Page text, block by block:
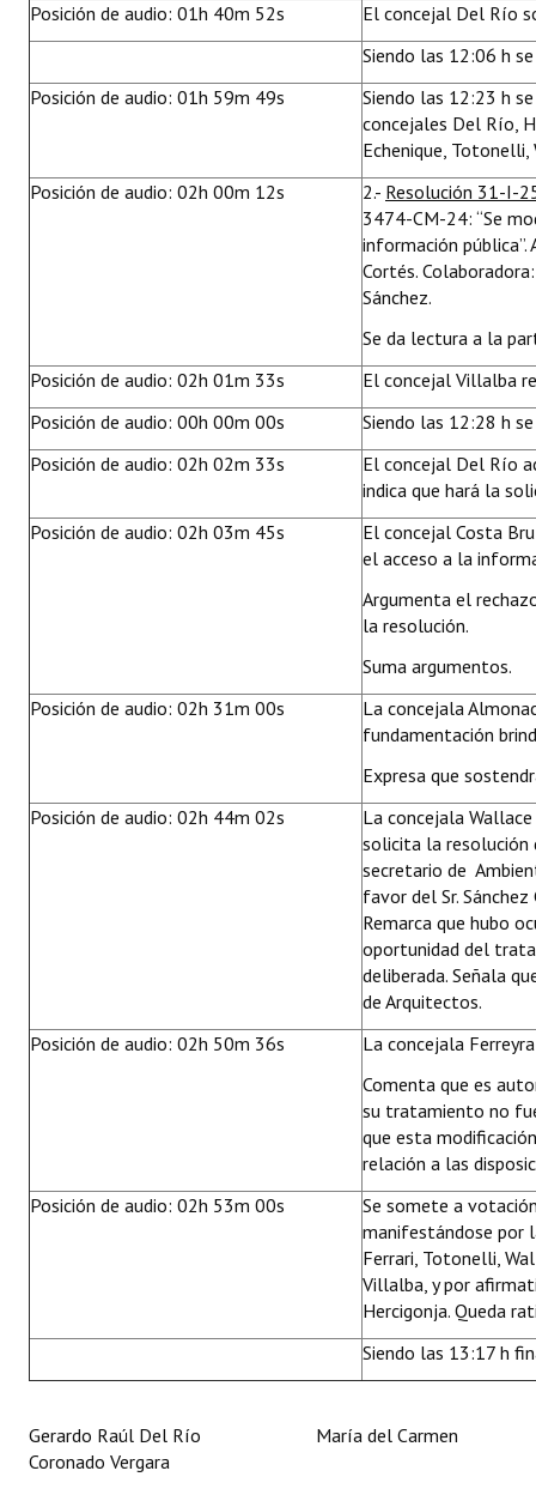
Posición de audio: 01h 40m 52s
El concejal Del Río
Siendo las 12:06 h
Posición de audio: 01h 59m 49s
Siendo las 12:23 h
concejales Del Río,
Echenique,
Posición de audio: 02h 00m 12s
2.- Resolución 31-I-
3474-CM-24: “Se
información
Cortés.
Sánchez.
Se da lectura a la
Posición de audio: 02h 01m 33s
El concejal Villalba
Posición de audio: 00h 00m 00s
Siendo las 12:28 h
Posición de audio: 02h 02m 33s
El concejal Del Río
indica que hará la
Posición de audio: 02h 03m 45s
El concejal Costa
el acceso a la
Argumenta el
la resolución.
Suma argumentos.
Posición de audio: 02h 31m 00s
La concejala
fundamentación
Expresa que
Posición de audio: 02h 44m 02s
La concejala
solicita la resolución
secretario de
favor del Sr.
Remarca que hubo
oportunidad del
deliberada. Señala
de Arquitectos.
Posición de audio: 02h 50m 36s
La concejala
Comenta que es
su tratamiento no
que esta
relación a las
Posición de audio: 02h 53m 00s
Se somete a
manifestándose por
Ferrari, Totonelli,
Villalba, y por
Hercigonja. Queda
Siendo las 13:17 h
Gerardo Raúl Del Río María del Carmen
Coronado Vergara